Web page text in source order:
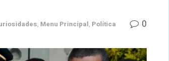
, Menu Principal, Política 0